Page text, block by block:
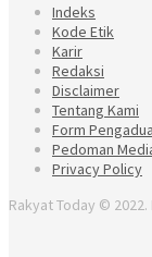
Indeks
Kode Etik
Karir
Redaksi
Disclaimer
Tentang Kami
Form
Pedoman
Privacy Policy
Rakyat Today ©